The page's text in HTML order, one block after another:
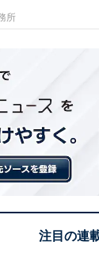
this post on
所
注目の連